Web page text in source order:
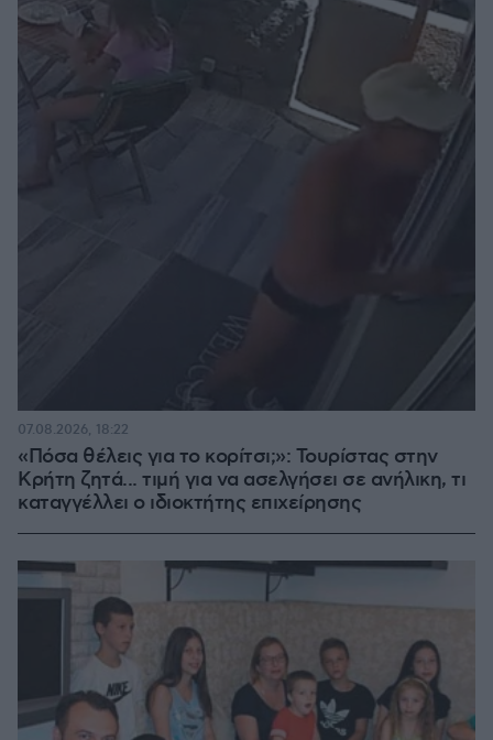
«Πόσα θέλεις για το κορίτσι;»: Τουρίστας στην
Κρήτη ζητά... τιμή για να ασελγήσει σε ανήλικη, τι
καταγγέλλει ο ιδιοκτήτης επιχείρησης
07.08.2026, 18:22